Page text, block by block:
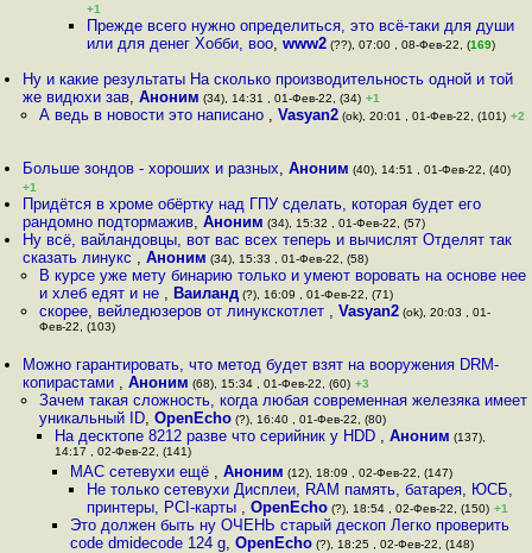
+1
Прежде всего нужно определиться, это всё-таки для души
или для денег Хобби, воо, www2(??), 07:00 , 08-Фев-22, (169)
Ну и какие результаты На сколько производительность одной и той
же видюхи зав,Аноним (34), 14:31 , 01-Фев-22, (34) +1
А ведь в новости это написано , Vasyan2(ok), 20:01 , 01-Фев-22, (101) +2
Больше зондов - хороших и разных,Аноним (40), 14:51 , 01-Фев-22, (40)
+1
Придётся в хроме обёртку над ГПУ сделать, которая будет его
рандомно подтормажив,Аноним (34), 15:32 , 01-Фев-22, (57)
Ну всё, вайландовцы, вот вас всех теперь и вычислят Отделят так
сказать линукс ,Аноним (34), 15:33 , 01-Фев-22, (58)
В курсе уже мету бинарию только и умеют воровать на основе нее
и хлеб едят и не , Ваиланд(?), 16:09 , 01-Фев-22, (71)
скорее, вейледюзеров от линукскотлет , Vasyan2(ok), 20:03 , 01-
Фев-22, (103)
Можно гарантировать, что метод будет взят на вооружения DRM-
копирастами ,Аноним (68), 15:34 , 01-Фев-22, (60) +3
Зачем такая сложность, когда любая современная железяка имеет
уникальный ID, OpenEcho(?), 16:40 , 01-Фев-22, (80)
На десктопе 8212 разве что серийник у HDD , Аноним (137),
14:17 , 02-Фев-22, (141)
MAC сетевухи ещё ,Аноним (12), 18:09 , 02-Фев-22, (147)
Не только сетевухи Дисплеи, RAM память, батарея, ЮСБ,
принтеры, PCI-карты , OpenEcho(?), 18:54 , 02-Фев-22, (150) +1
Это должен быть ну ОЧЕНЬ старый дескоп Легко проверить
code dmidecode 124 g,OpenEcho (?), 18:25 , 02-Фев-22, (148)